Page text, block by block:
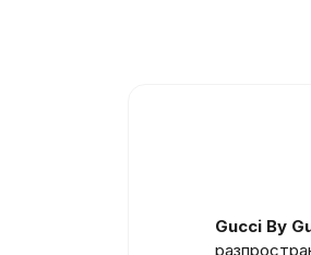
Gucci By